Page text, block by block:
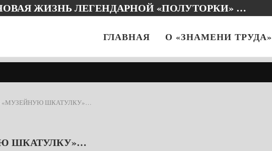
ЖИЗНЬ ЛЕГЕНДАРНОЙ «ПОЛУТОРКИ» …
ГЛАВНАЯ О «ЗНАМЕНИ ТРУДА»
«МУЗЕЙНУЮ ШКАТУЛКУ»…
ШКАТУЛКУ»…